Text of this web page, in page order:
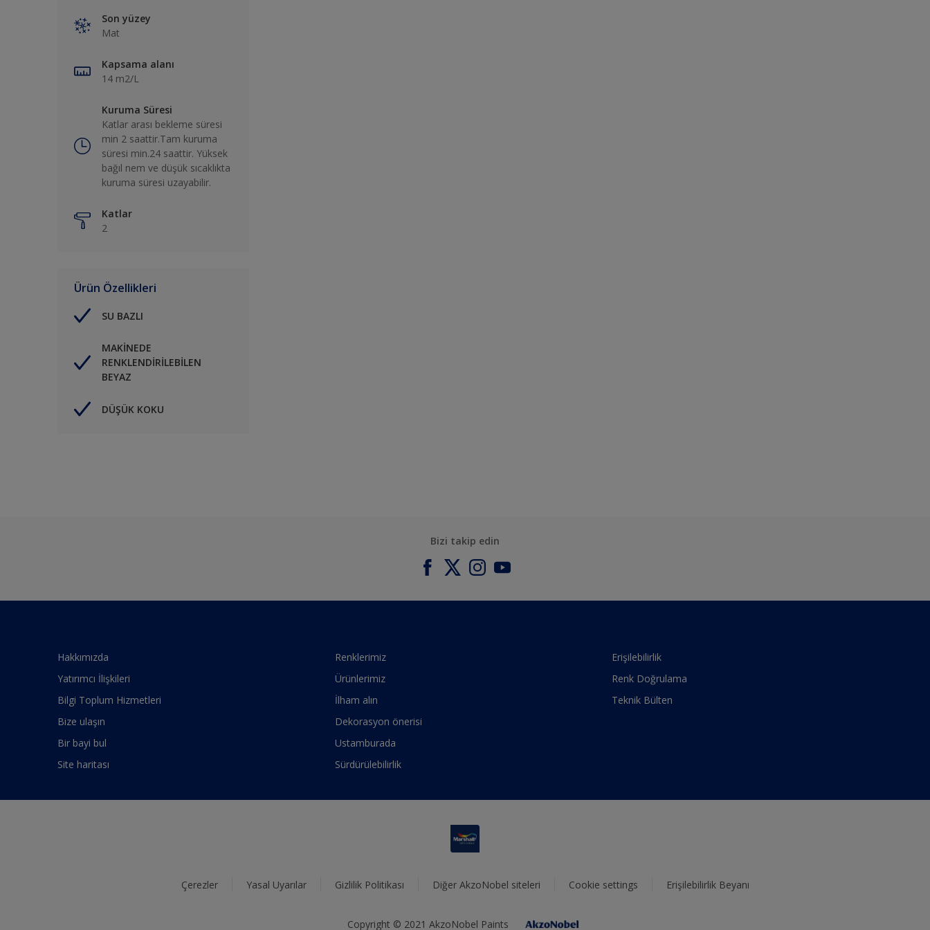
Son yüzey
Mat
Kapsama alanı
14 m2/L
Kuruma Süresi
Katlar arası bekleme süresi
min 2 saattir.Tam kuruma
süresi min.24 saattir. Yüksek
bağıl nem ve düşük sıcaklıkta
kuruma süresi uzayabilir.
Katlar
2
Ürün Özellikleri
SU BAZLI
MAKİNEDE
RENKLENDİRİLEBİLEN
BEYAZ
DÜŞÜK KOKU
Bizi takip edin
Hakkımızda
Yatırımcı İlişkileri
Bilgi Toplum Hizmetleri
Bize ulaşın
Bir bayi bul
Site haritası
Renklerimiz
Ürünlerimiz
İlham alın
Dekorasyon önerisi
Ustamburada
Sürdürülebilirlik
Erişilebilirlik
Renk Doğrulama
Teknik Bülten
Çerezler Yasal Uyarılar Gizlilik Politikası Diğer AkzoNobel siteleri Cookie settings Erişilebilirlik Beyanı
Copyright © 2021 AkzoNobel Paints